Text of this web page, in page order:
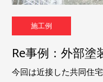
施工例
Re事例：外部塗
今回は近接した共同住